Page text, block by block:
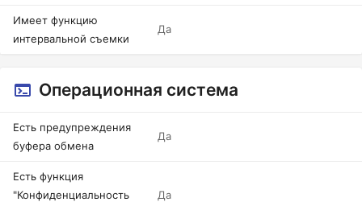
Имеет функцию
интервальной съемки
Да
Операционная система
Есть предупреждения
буфера обмена
Да
Есть функция
"Конфиденциальность
Да